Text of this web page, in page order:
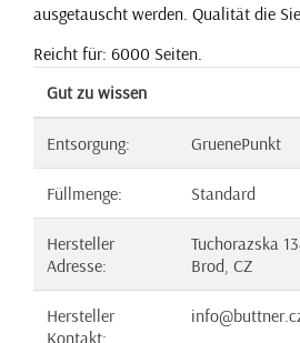
ausgetauscht werden. Qualität die
Reicht für: 6000 Seiten.
Gut zu wissen
Entsorgung: GruenePunkt
Füllmenge: Standard
Hersteller
Adresse:
Tuchorazska
Brod, CZ
Hersteller
Kontakt: